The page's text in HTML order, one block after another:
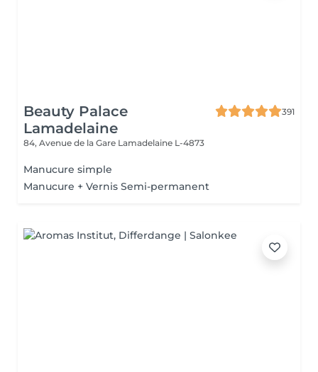
Beauty Palace
Lamadelaine
391
84, Avenue de la Gare Lamadelaine L-4873
Manucure simple
Manucure + Vernis Semi-permanent